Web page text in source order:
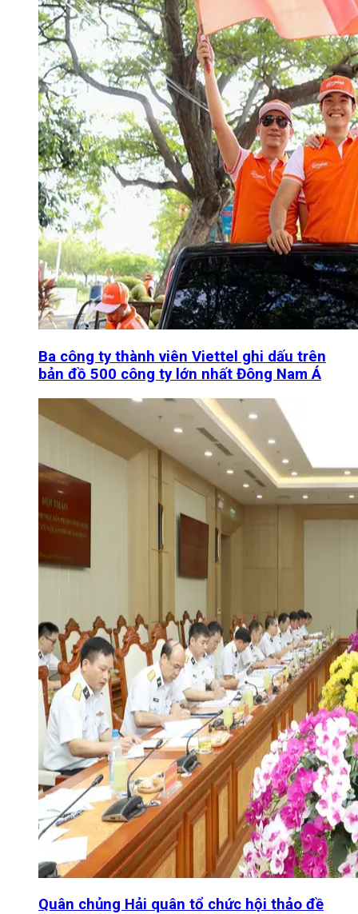
Ba công ty thành viên Viettel ghi dấu trên
bản đồ 500 công ty lớn nhất Đông Nam Á
Quân chủng Hải quân tổ chức hội thảo đề